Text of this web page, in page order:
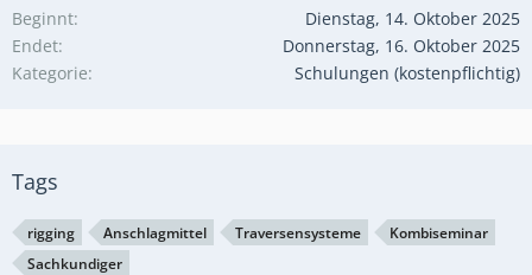
Beginnt
Dienstag, 14. Oktober 2025
Endet
Donnerstag, 16. Oktober 2025
Kategorie
Schulungen (kostenpflichtig)
Tags
rigging Anschlagmittel Traversensysteme
Kombiseminar
Sachkundiger